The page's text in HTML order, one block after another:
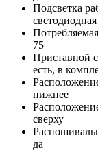
Подсветка
светодиодная
75
Приставной
есть, в
нижнее
сверху
да